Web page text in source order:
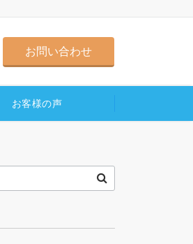
お問い合わせ
お客様の声